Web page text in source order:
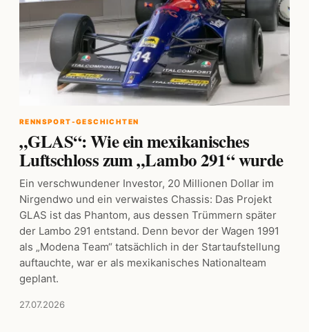
RENNSPORT-GESCHICHTEN
„GLAS“: Wie ein mexikanisches
Luftschloss zum „Lambo 291“ wurde
Ein verschwundener Investor, 20 Millionen Dollar im
Nirgendwo und ein verwaistes Chassis: Das Projekt
GLAS ist das Phantom, aus dessen Trümmern später
der Lambo 291 entstand. Denn bevor der Wagen 1991
als „Modena Team“ tatsächlich in der Startaufstellung
auftauchte, war er als mexikanisches Nationalteam
geplant.
27.07.2026